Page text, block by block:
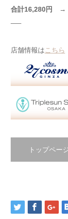
合計16,280円
—–
店舗情報は こちら
トップペー